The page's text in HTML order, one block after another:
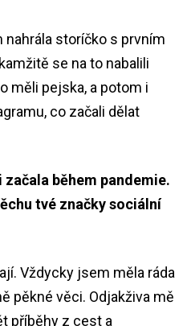
nahrála storíčko s prvním
se na to nabalili
měli pejska, a potom i
co začali dělat
během pandemie.
tvé značky sociální
Vždycky jsem měla ráda
pěkné věci. Odjakživa mě
příběhy z cest a